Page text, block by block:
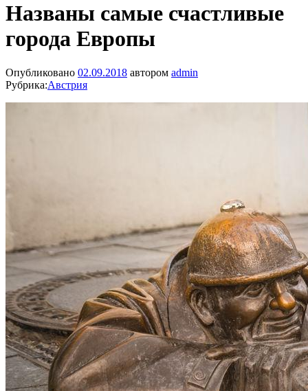
Названы самые счастливые
города Европы
Опубликовано 02.09.2018 автором admin
Рубрика:Австрия